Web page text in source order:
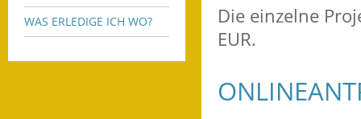
WAS ERLEDIGE ICH WO?
Die einzelne
EUR.